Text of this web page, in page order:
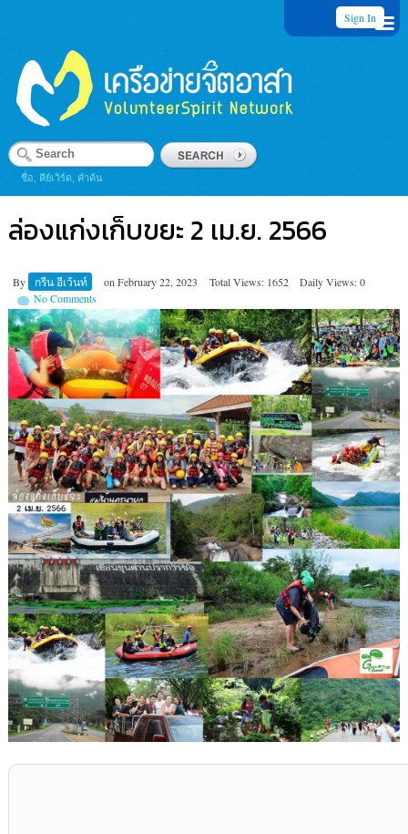
Sign In
ชื่อ, คีย์เวิร์ด, คำค้น
ล่องแก่งเก็บขยะ 2 เม.ย. 2566
By กรีน อีเว้นท์ on February 22, 2023 Total Views: 1652
Daily Views: 0
No Comments